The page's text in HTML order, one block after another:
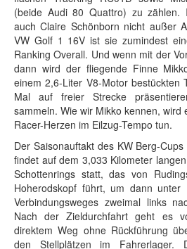
(beide Audi 80 Quattro) zu zählen.
auch Claire Schönborn nicht außer
VW Golf 1 16V ist sie zumindest
Ranking Overall. Und wenn mit der
dann wird der fliegende Finne
einem 2,6-Liter V8-Motor bestückten
Mal auf freier Strecke
sammeln. Wie wir Mikko kennen, wird
Racer-Herzen im Eilzug-Tempo tun.
Der Saisonauftakt des KW Berg-
findet auf dem 3,033 Kilometer
Schottenrings statt, das von
Hoherodskopf führt, um dann unter
Verbindungsweges zweimal links
Nach der Zieldurchfahrt geht es
direktem Weg ohne Rückführung
den Stellplätzen im Fahrerlager.